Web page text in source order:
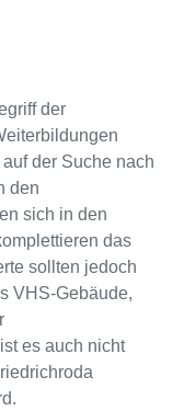
der
der Suche nach
den
sich in den
das
sollten jedoch
VHS-Gebäude,
es auch nicht